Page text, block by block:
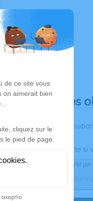
Déroulé des
Les
Activez une alerte
Recevoir une alerte